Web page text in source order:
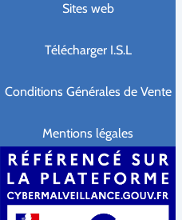
Sites web
Télécharger I.S.L
Conditions Générales de Vente
Mentions légales